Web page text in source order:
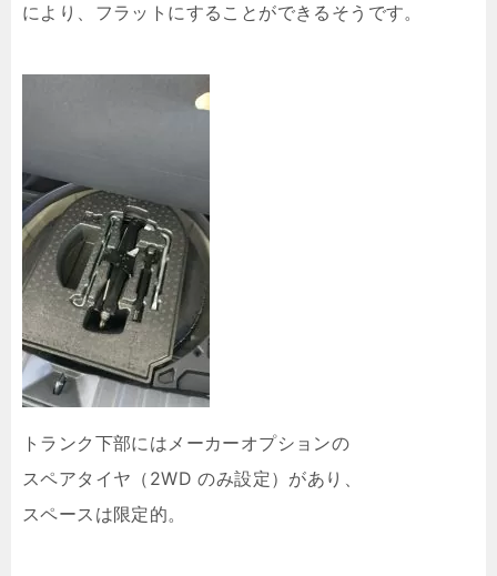
により、フラットにすることができるそうです。
トランク下部にはメーカーオプションの
スペアタイヤ（2WD のみ設定）があり、
スペースは限定的。